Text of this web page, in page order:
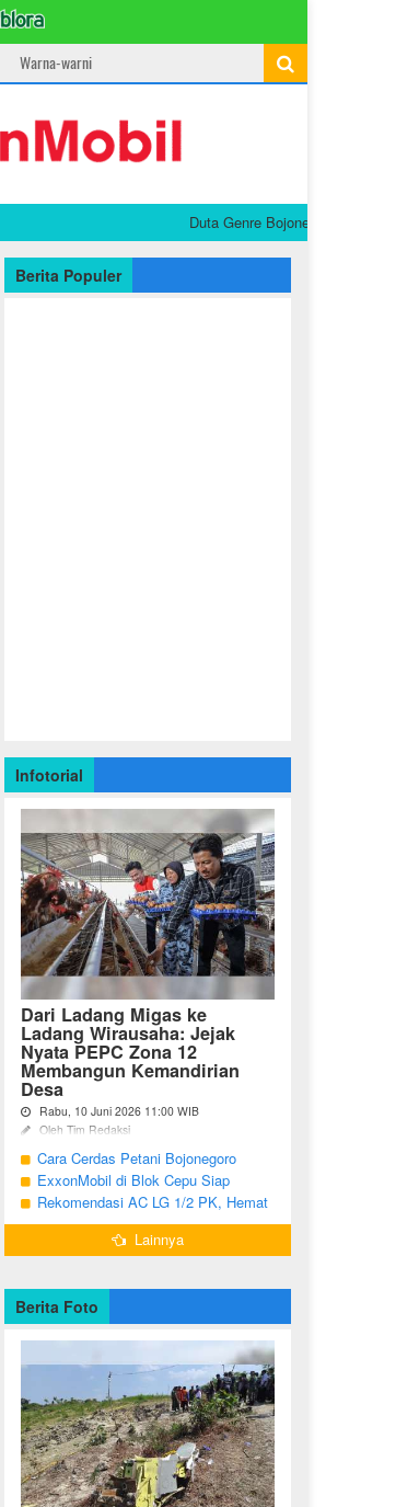
Warna-warni
Duta Genre Bojonegoro Diharapkan Jadi
Berita Populer
Infotorial
Dari Ladang Migas ke
Ladang Wirausaha: Jejak
Nyata PEPC Zona 12
Membangun Kemandirian
Desa
Rabu, 10 Juni 2026 11:00 WIB
Oleh Tim Redaksi
Bojonegoro - Berakhirnya fase
pengembangan Proyek Gas Jambaran-
Tiung Biru (JTB) pada 2021 menjadi
titik balik bagi ratusan pemuda Desa
Bandungrejo, ...
Cara Cerdas Petani Bojonegoro
Menguatkan Ekonomi Keluarga
ExxonMobil di Blok Cepu Siap
Hadapi Target Produksi 2026
Rekomendasi AC LG 1/2 PK, Hemat
Listrik dan Pendinginan Maksimal
Lainnya
Berita Foto